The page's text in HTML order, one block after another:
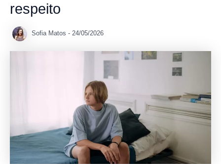
respeito
Sofia Matos - 24/05/2026